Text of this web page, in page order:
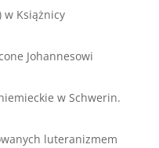
w Książnicy
Johannesowi
w Schwerin.
luteranizmem